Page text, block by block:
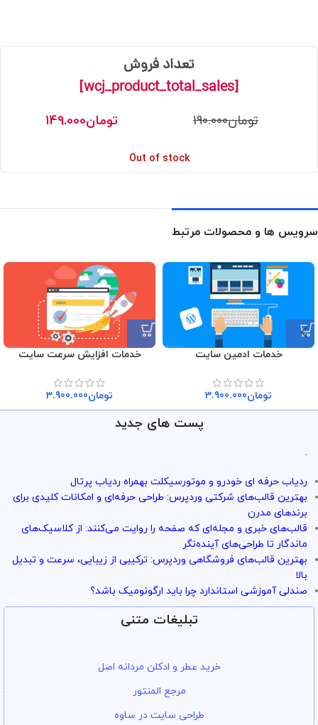
تعداد فروش
[wcj_product_total_sales]
تومان190.000 تومان149.000
Out of stock
سرویس ها و محصولات مرتبط
خدمات ادمین سایت
تومان3.900.000
خدمات افزایش سرعت سایت
تومان3.900.000
پست های جدید
.
ردیاب حرفه ای خودرو و موتورسیکلت بهمراه ردیاب پرتال
بهترین قالب‌های شرکتی وردپرس: طراحی حرفه‌ای و امکانات کلیدی برای
برندهای مدرن
قالب‌های خبری و مجله‌ای که صفحه را روایت می‌کنند: از کلاسیک‌های
ماندگار تا طراحی‌های آینده‌نگر
بهترین قالب‌های فروشگاهی وردپرس: ترکیبی از زیبایی، سرعت و تبدیل
بالا
صندلی آموزشی استاندارد چرا باید ارگونومیک باشد؟
تبلیغات متنی
خرید عطر و ادکلن مردانه اصل
مرجع المنتور
طراحی سایت در ساوه